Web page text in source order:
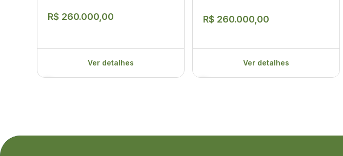
R$ 260.000,00
Ver detalhes
R$ 260.000,00
Ver detalhes